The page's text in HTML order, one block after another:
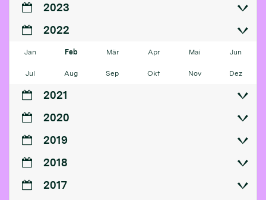
2023
2022
Jan Feb Mär Apr Mai Jun
Jul Aug Sep Okt Nov Dez
2021
2020
2019
2018
2017